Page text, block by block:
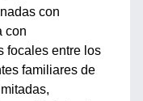
con
con
focales entre los
familiares de